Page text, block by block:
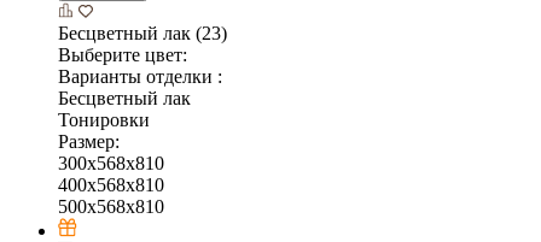
Бесцветный лак (23)
Выберите цвет:
Варианты отделки :
Бесцветный лак
Тонировки
Размер:
300x568x810
400x568x810
500x568x810